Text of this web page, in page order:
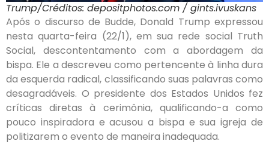
Trump/Créditos: depositphotos.com / gints.ivuskans
Após o discurso de Budde, Donald Trump expressou
nesta quarta-feira (22/1), em sua rede social Truth
Social, descontentamento com a abordagem da
bispa. Ele a descreveu como pertencente à linha dura
da esquerda radical, classificando suas palavras como
desagradáveis. O presidente dos Estados Unidos fez
críticas diretas à cerimônia, qualificando-a como
pouco inspiradora e acusou a bispa e sua igreja de
politizarem o evento de maneira inadequada.